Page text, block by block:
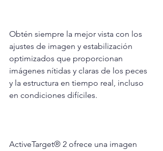
Obtén siempre la mejor vista con los
ajustes de imagen y estabilización
optimizados que proporcionan
imágenes nítidas y claras de los peces
y la estructura en tiempo real, incluso
en condiciones difíciles.
ActiveTarget® 2 ofrece una imagen